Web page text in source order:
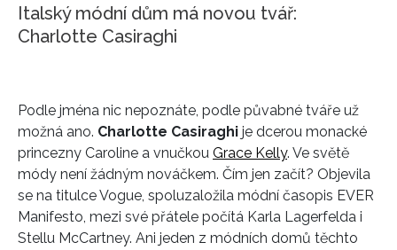
Italský módní dům má novou tvář:
Charlotte Casiraghi
Podle jména nic nepoznáte, podle půvabné tváře už
možná ano. Charlotte Casiraghi je dcerou monacké
princezny Caroline a vnučkou Grace Kelly. Ve světě
módy není žádným nováčkem. Čím jen začít? Objevila
se na titulce Vogue, spoluzaložila módní časopis EVER
Manifesto, mezi své přátele počítá Karla Lagerfelda i
Stellu McCartney. Ani jeden z módních domů těchto